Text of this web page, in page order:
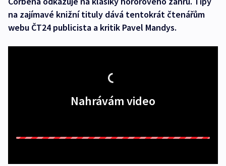
na zajímavé knižní tituly dává tentokrát čtenářům
webu ČT24 publicista a kritik Pavel Mandys.
Nahrávám video